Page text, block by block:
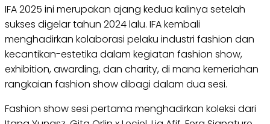
IFA 2025 ini merupakan ajang kedua kalinya setelah
sukses digelar tahun 2024 lalu. IFA kembali
menghadirkan kolaborasi pelaku industri fashion dan
kecantikan-estetika dalam kegiatan fashion show,
exhibition, awarding, dan charity, di mana kemeriahan
rangkaian fashion show dibagi dalam dua sesi.
Fashion show sesi pertama menghadirkan koleksi dari